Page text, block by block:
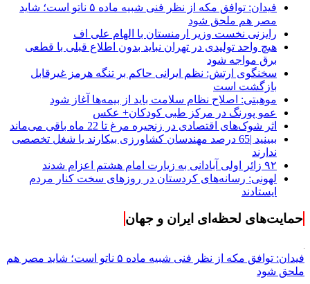
فیدان: توافق مکه از نظر فنی شبیه ماده ۵ ناتو است؛ شاید
مصر هم ملحق شود
رایزنی نخست وزیر ارمنستان با الهام علی اف
هیچ واحد تولیدی در تهران نباید بدون اطلاع قبلی با قطعی
برق مواجه شود
سخنگوی ارتش: نظم ایرانی حاکم بر تنگه هرمز غیرقابل
بازگشت است
موهبتی: اصلاح نظام سلامت باید از بیمه‌ها آغاز شود
عمو پورنگ در مرکز طبی کودکان+ عکس
اثر شوک‌های اقتصادی در زنجیره مرغ تا 22 ماه باقی می‌ماند
ببینید |65 درصد مهندسان کشاورزی بیکارند یا شغل تخصصی
ندارند
۹۲ زائر اولی آبادانی به زیارت امام هشتم اعزام شدند
لهونی: رسانه‌های کردستان در روزهای سخت کنار مردم
ایستادند
حمایت‌های لحظه‌ای ایران و جهان
فیدان: توافق مکه از نظر فنی شبیه ماده ۵ ناتو است؛ شاید مصر هم
ملحق شود